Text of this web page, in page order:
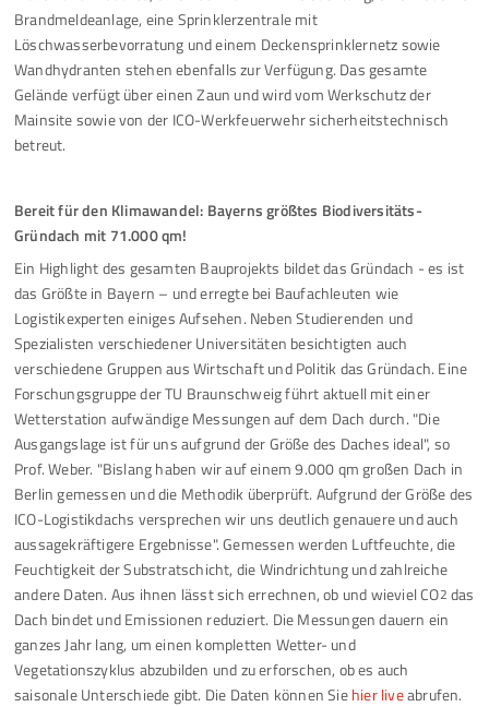
Brandmeldeanlage, eine Sprinklerzentrale mit
Löschwasserbevorratung und einem Deckensprinklernetz sowie
Wandhydranten stehen ebenfalls zur Verfügung. Das gesamte
Gelände verfügt über einen Zaun und wird vom Werkschutz der
Mainsite sowie von der ICO-Werkfeuerwehr sicherheitstechnisch
betreut.
Bereit für den Klimawandel: Bayerns größtes Biodiversitäts-
Gründach mit 71.000 qm!
Ein Highlight des gesamten Bauprojekts bildet das Gründach - es ist
das Größte in Bayern – und erregte bei Baufachleuten wie
Logistikexperten einiges Aufsehen. Neben Studierenden und
Spezialisten verschiedener Universitäten besichtigten auch
verschiedene Gruppen aus Wirtschaft und Politik das Gründach. Eine
Forschungsgruppe der TU Braunschweig führt aktuell mit einer
Wetterstation aufwändige Messungen auf dem Dach durch. "Die
Ausgangslage ist für uns aufgrund der Größe des Daches ideal", so
Prof. Weber. "Bislang haben wir auf einem 9.000 qm großen Dach in
Berlin gemessen und die Methodik überprüft. Aufgrund der Größe des
ICO-Logistikdachs versprechen wir uns deutlich genauere und auch
aussagekräftigere Ergebnisse". Gemessen werden Luftfeuchte, die
Feuchtigkeit der Substratschicht, die Windrichtung und zahlreiche
andere Daten. Aus ihnen lässt sich errechnen, ob und wieviel CO2 das
Dach bindet und Emissionen reduziert. Die Messungen dauern ein
ganzes Jahr lang, um einen kompletten Wetter- und
Vegetationszyklus abzubilden und zu erforschen, ob es auch
saisonale Unterschiede gibt. Die Daten können Siehier liveabrufen.